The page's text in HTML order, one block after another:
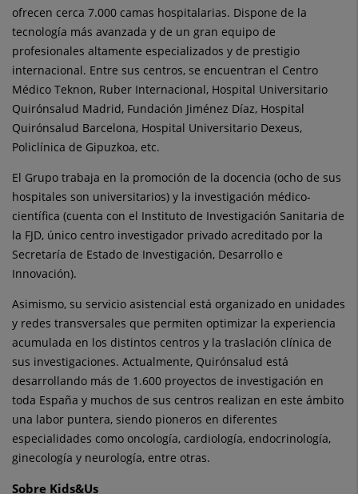
ofrecen cerca 7.000 camas hospitalarias. Dispone de la
tecnología más avanzada y de un gran equipo de
profesionales altamente especializados y de prestigio
internacional. Entre sus centros, se encuentran el Centro
Médico Teknon, Ruber Internacional, Hospital Universitario
Quirónsalud Madrid, Fundación Jiménez Díaz, Hospital
Quirónsalud Barcelona, Hospital Universitario Dexeus,
Policlínica de Gipuzkoa, etc.
El Grupo trabaja en la promoción de la docencia (ocho de sus
hospitales son universitarios) y la investigación médico-
científica (cuenta con el Instituto de Investigación Sanitaria de
la FJD, único centro investigador privado acreditado por la
Secretaría de Estado de Investigación, Desarrollo e
Innovación).
Asimismo, su servicio asistencial está organizado en unidades
y redes transversales que permiten optimizar la experiencia
acumulada en los distintos centros y la traslación clínica de
sus investigaciones. Actualmente, Quirónsalud está
desarrollando más de 1.600 proyectos de investigación en
toda España y muchos de sus centros realizan en este ámbito
una labor puntera, siendo pioneros en diferentes
especialidades como oncología, cardiología, endocrinología,
ginecología y neurología, entre otras.
Sobre Kids&Us